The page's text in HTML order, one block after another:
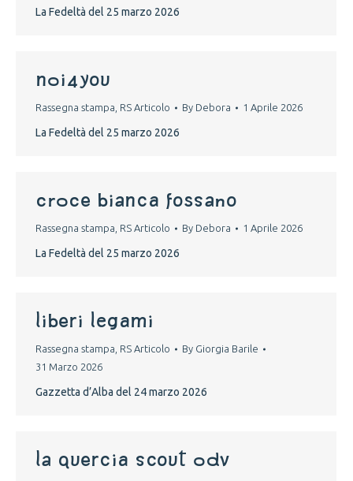
La Fedeltà del 25 marzo 2026
noi4you
Rassegna stampa RS Articolo By Debora 1 Aprile 2026
La Fedeltà del 25 marzo 2026
croce bianca fossano
Rassegna stampa RS Articolo By Debora 1 Aprile 2026
La Fedeltà del 25 marzo 2026
liberi legami
Rassegna stampa RS Articolo By Giorgia Barile
31 Marzo 2026
Gazzetta d’Alba del 24 marzo 2026
la quercia scout odv